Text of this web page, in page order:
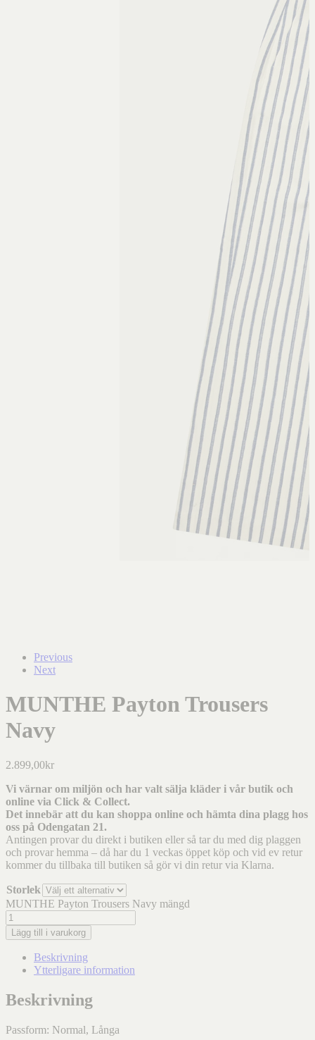
Previous
Next
MUNTHE Payton Trousers
Navy
2.899,00kr
Vi värnar om miljön och har valt sälja kläder i vår butik och
online via Click & Collect.
Det innebär att du kan shoppa online och hämta dina plagg hos
oss på Odengatan 21.
Antingen provar du direkt i butiken eller så tar du med dig plaggen
och provar hemma – då har du 1 veckas öppet köp och vid ev retur
kommer du tillbaka till butiken så gör vi din retur via Klarna.
Storlek
MUNTHE Payton Trousers Navy mängd
Lägg till i varukorg
Beskrivning
Ytterligare information
Beskrivning
Passform: Normal, Långa